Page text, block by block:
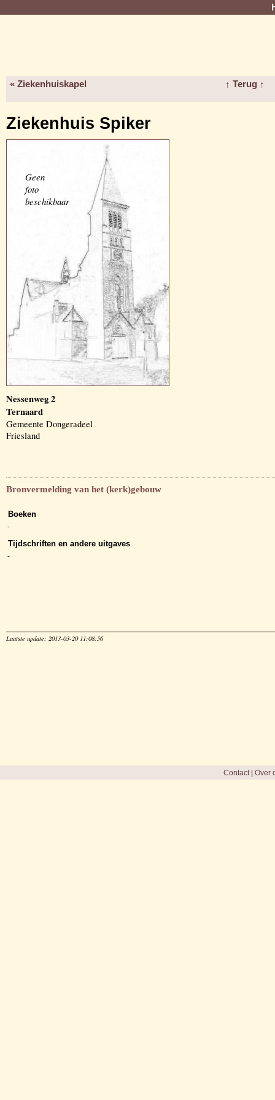
« Ziekenhuiskapel ↑ Terug ↑
Ziekenhuis Spiker
Geen
foto
beschikbaar
Nessenweg 2
Ternaard
Gemeente Dongeradeel
Friesland
Bronvermelding van het (kerk)gebouw
Boeken
-
Tijdschriften en andere uitgaves
-
Laatste update: 2013-03-20 11:08:56
Contact| Over